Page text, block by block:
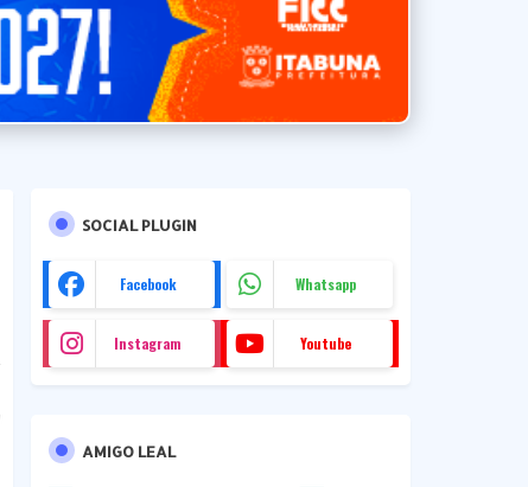
SOCIAL PLUGIN
Facebook Whatsapp
Instagram Youtube
AMIGO LEAL